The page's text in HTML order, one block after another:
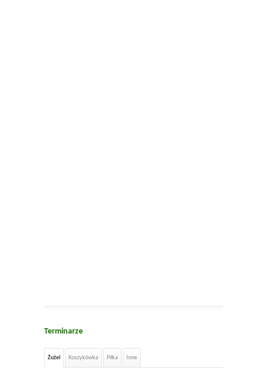
Terminarze
Żużel Koszykówka Piłka Inne